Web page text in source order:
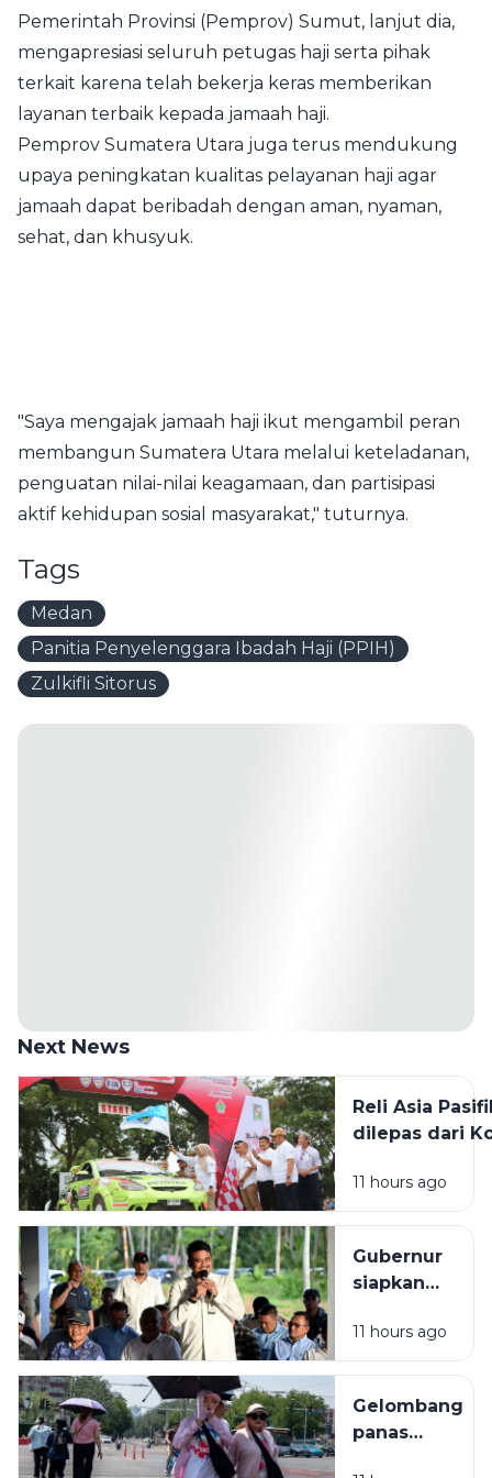
Pemerintah Provinsi (Pemprov) Sumut, lanjut dia,
mengapresiasi seluruh petugas haji serta pihak
terkait karena telah bekerja keras memberikan
layanan terbaik kepada jamaah haji.
Pemprov Sumatera Utara juga terus mendukung
upaya peningkatan kualitas pelayanan haji agar
jamaah dapat beribadah dengan aman, nyaman,
sehat, dan khusyuk.
"Saya mengajak jamaah haji ikut mengambil peran
membangun Sumatera Utara melalui keteladanan,
penguatan nilai-nilai keagamaan, dan partisipasi
aktif kehidupan sosial masyarakat," tuturnya.
Tags
Medan
Panitia Penyelenggara Ibadah Haji (PPIH)
Zulkifli Sitorus
Next News
Reli Asia
dilepas dari
diikuti 45
11 hours ago
Gubernur
siapkan
bangun
rumah
kelapa di
Nias Utara
11 hours ago
Gelombang
panas